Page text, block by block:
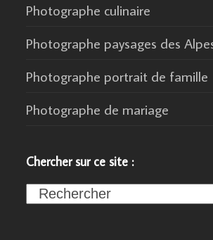
Photographe culinaire
Photographe paysages des
Photographe portrait de famille
Photographe de mariage
Chercher sur ce site :
Search